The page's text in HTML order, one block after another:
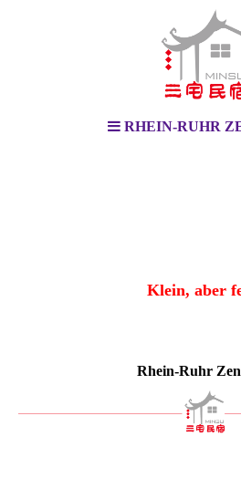
RHEIN-RUHR
Klein, aber
Rhein-Ruhr